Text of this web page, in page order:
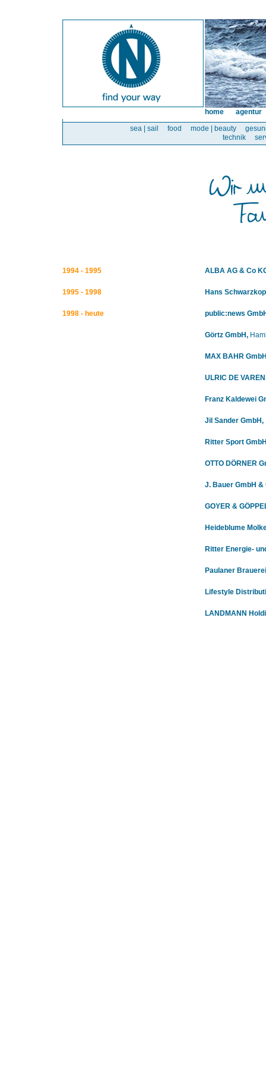
sea | sail food mode | beauty
technik
home agentur
1994 - 1995 ALBA AG & Co
1995 - 1998 Hans
1998 - heute public:news
Görtz GmbH,
MAX BAHR
ULRIC DE
Franz Kaldewei
Jil Sander GmbH,
Ritter Sport
OTTO DÖRNER
J. Bauer GmbH &
GOYER &
Heideblume
Ritter Energie-
Paulaner
Lifestyle
LANDMANN